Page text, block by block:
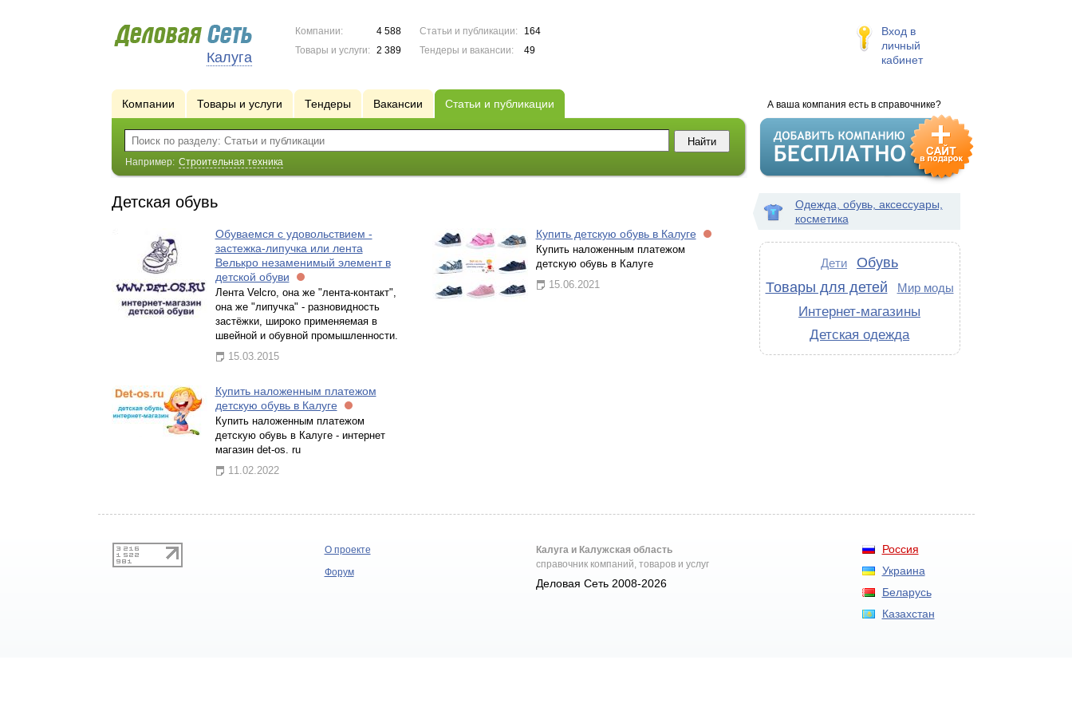
Калуга
Компании:
4 588
Товары и услуги:
2 389
Статьи и публикации:
164
Тендеры и вакансии:
49
Вход в
личный
кабинет
А ваша компания есть в справочнике?
Компании Товары и услуги Тендеры Вакансии Статьи и публикации
Например: Строительная техника
Детская обувь
Обуваемся с удовольствием -
застежка-липучка или лента
Велькро незаменимый элемент в
детской обуви
Лента Velcro, она же "лента-контакт",
она же "липучка" - разновидность
застёжки, широко применяемая в
швейной и обувной промышленности.
15.03.2015
Купить детскую обувь в Калуге
Купить наложенным платежом
детскую обувь в Калуге
15.06.2021
Купить наложенным платежом
детскую обувь в Калуге
Купить наложенным платежом
детскую обувь в Калуге - интернет
магазин det-os. ru
11.02.2022
Одежда, обувь, аксессуары,
косметика
Дети
Обувь
Товары для детей
Мир моды
Интернет-магазины
Детская одежда
Россия
Украина
Беларусь
Казахстан
О проекте
Форум
Калуга и Калужская область
справочник компаний, товаров и услуг
Деловая Сеть 2008-2026